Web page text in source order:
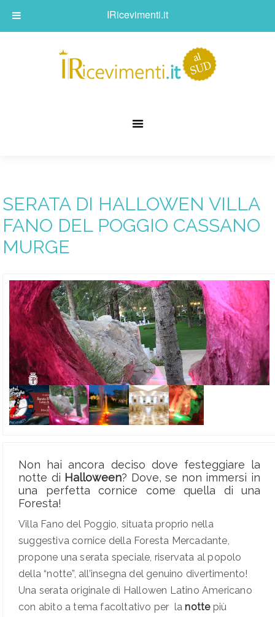
SERATA DI HALLOWEN VILLA
FANO DEL POGGIO CASSANO
MURGE
Non hai ancora deciso dove festeggiare la
notte di Halloween? Dove, se non immersi in
una perfetta cornice come quella di una
Foresta!
Villa Fano del Poggio, situata proprio nella
suggestiva cornice della Foresta Mercadante,
propone una serata speciale, riservata al popolo
della “notte”, all’insegna del genuino divertimento!
Una serata originale di Hallowen Latino Americano
con abito a tema facoltativo per lanotte più
IRicevimenti.it